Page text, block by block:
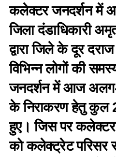
कलेक्टर जनदर्शन में
जिला दंडाधिकारी
द्वारा जिले के दूर
विभिन्न लोगों की
जनदर्शन में आज
के निराकरण हेतु कुल
हुए। जिस पर कलेक्टर
को कलेक्ट्रेट परिसर